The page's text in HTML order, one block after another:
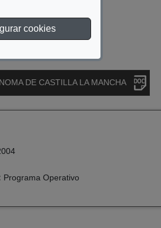
cookies
DE CASTILLA LA MANCHA
Programa Operativo